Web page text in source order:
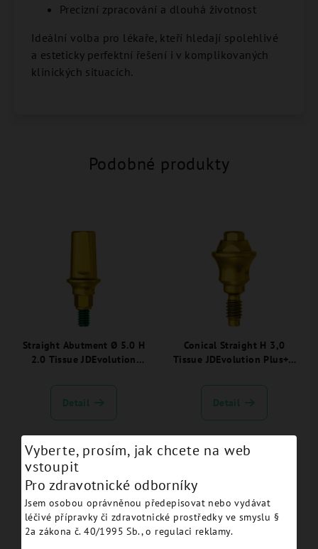
Precizní zpracování a dlouhá životnost
Ideální volba pro lékaře, kteří hledají spolehlivé
a esteticky perfektní řešení i v komplikovaných
klinických situacích.
Podobné produkty
Straight Abutment Ø 5.0 H
2.0 Tissue JDEvolution
Detail
Conical Straight H 3,0
Tissue JDEvolution Plus+ -
Detail
Vyberte, prosím, jak chcete na web
vstoupit
Pro zdravotnické odborníky
Jsem osobou oprávněnou předepisovat nebo vydávat
léčivé přípravky či zdravotnické prostředky ve smyslu §
2a zákona č. 40/1995 Sb., o regulaci reklamy.